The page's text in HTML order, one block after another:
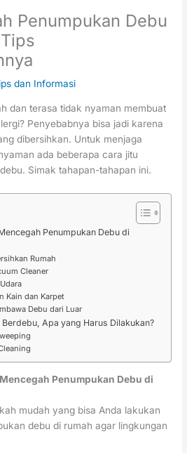
Penumpukan Debu
dan Informasi
dan terasa tidak nyaman membuat
Penyebabnya bisa jadi karena
dibersihkan. Untuk menjaga
ada beberapa cara jitu
Simak tahapan-tahapan ini.
Penumpukan Debu di
Rumah
Cleaner
Kain dan Karpet
Debu dari Luar
Berdebu, Apa yang Harus Dilakukan?
Penumpukan Debu di
mudah yang bisa Anda lakukan
debu di rumah agar lingkungan